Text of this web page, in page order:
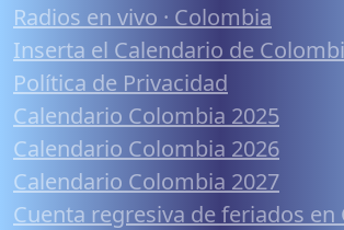
Radios en vivo · Colombia
Inserta el Calendario de
Política de Privacidad
Calendario Colombia 2025
Calendario Colombia 2026
Calendario Colombia 2027
Cuenta regresiva de feriados en